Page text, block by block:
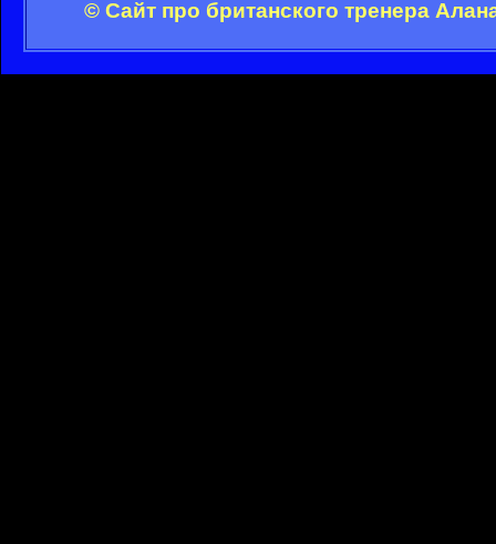
© Сайт про британского тренера